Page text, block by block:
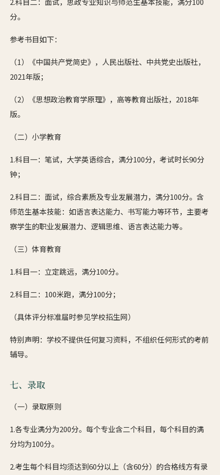
分。
参考书目如下：
（1）《中国共产党简史》，人民出版社、中共党史出版社，
2021年版；
（2）《思想政治教育学原理》，高等教育出版社，2018年
版。
（二）小学教育
1.科目一：笔试，大学英语综合，满分100分，考试时长90分
钟；
2.科目二：面试，综合素质及专业发展潜力，满分100分。含
师范生基本技能：如语言表达能力、书写能力等环节，主要考
察学生的职业发展潜力、逻辑思维、语言表达能力等。
（三）体育教育
1.科目一：立定跳远，满分100分。
2.科目二：100米跑，满分100分；
（具体评分标准届时参见学校招生网）
特别声明：学校不提供任何复习资料，不组织任何形式的考前
辅导。
七、录取
（一）录取原则
1.各专业满分为200分。每个专业含二个科目，每个科目的满
分均为100分。
2.考生每个科目均须达到60分以上（含60分）的合格线方有录